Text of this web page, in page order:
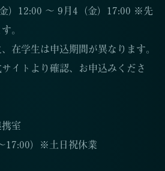
）12:00 ～ 9月4（金）17:00 ※先
。
在学生は申込期間が異なります。
イトより確認、お申込みくださ
室
17:00）※土日祝休業